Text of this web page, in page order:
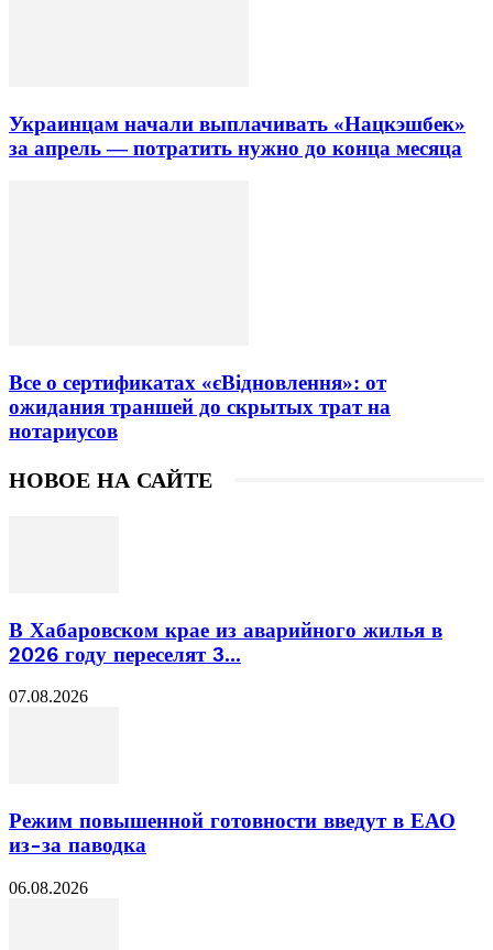
Украинцам начали выплачивать «Нацкэшбек»
за апрель — потратить нужно до конца месяца
Все о сертификатах «єВідновлення»: от
ожидания траншей до скрытых трат на
нотариусов
НОВОЕ НА САЙТЕ
В Хабаровском крае из аварийного жилья в
2026 году переселят 3...
07.08.2026
Режим повышенной готовности введут в ЕАО
из-за паводка
06.08.2026